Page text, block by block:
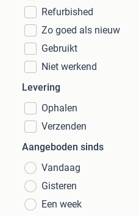
Refurbished
Zo goed als nieuw
Gebruikt
Niet werkend
Levering
Ophalen
Verzenden
Aangeboden sinds
Vandaag
Gisteren
Een week